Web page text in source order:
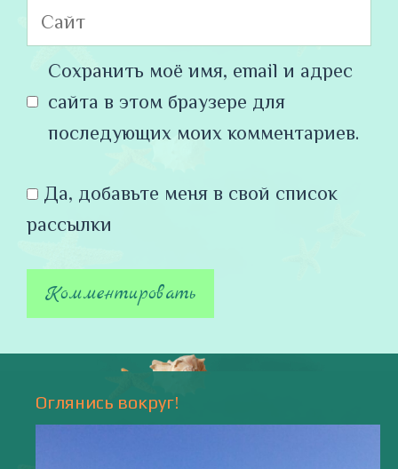
Сайт
Сохранить моё имя, email и адрес
сайта в этом браузере для
последующих моих комментариев.
Да, добавьте меня в свой список
рассылки
Оглянись вокруг!